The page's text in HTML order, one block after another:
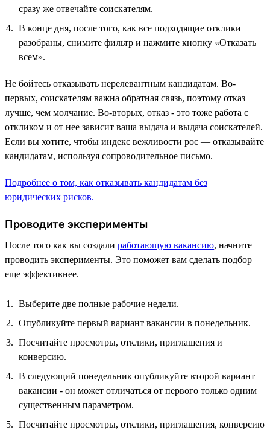
сразу же отвечайте соискателям.
В конце дня, после того, как все подходящие отклики
разобраны, снимите фильтр и нажмите кнопку «Отказать
всем».
Не бойтесь отказывать нерелевантным кандидатам. Во-
первых, соискателям важна обратная связь, поэтому отказ
лучше, чем молчание. Во-вторых, отказ - это тоже работа с
откликом и от нее зависит ваша выдача и выдача соискателей.
Если вы хотите, чтобы индекс вежливости рос — отказывайте
кандидатам, используя сопроводительное письмо.
Подробнее о том, как отказывать кандидатам без
юридических рисков.
Проводите эксперименты
После того как вы создали работающую вакансию, начните
проводить эксперименты. Это поможет вам сделать подбор
еще эффективнее.
Выберите две полные рабочие недели.
Опубликуйте первый вариант вакансии в понедельник.
Посчитайте просмотры, отклики, приглашения и
конверсию.
В следующий понедельник опубликуйте второй вариант
вакансии - он может отличаться от первого только одним
существенным параметром.
Посчитайте просмотры, отклики, приглашения, конверсию